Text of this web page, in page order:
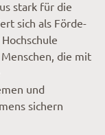
stark für die
sich als Förde­
die mit
und
sichern